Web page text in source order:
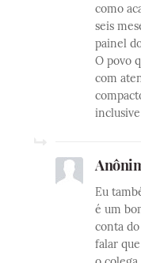
como
seis
painel
O povo
com
Eu
é um
conta
falar